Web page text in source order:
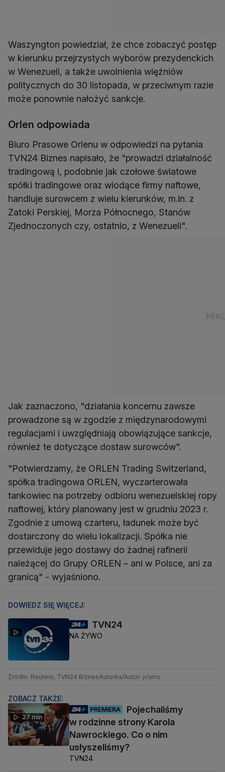
Waszyngton powiedział, że chce zobaczyć postęp
w kierunku przejrzystych wyborów prezydenckich
w Wenezueli, a także uwolnienia więźniów
politycznych do 30 listopada, w przeciwnym razie
może ponownie nałożyć sankcje.
Orlen odpowiada
Biuro Prasowe Orlenu w odpowiedzi na pytania
TVN24 Biznes napisało, że "prowadzi działalność
tradingową i, podobnie jak czołowe światowe
spółki tradingowe oraz wiodące firmy naftowe,
handluje surowcem z wielu kierunków, m.in. z
Zatoki Perskiej, Morza Północnego, Stanów
Zjednoczonych czy, ostatnio, z Wenezueli".
Jak zaznaczono, "działania koncernu zawsze
prowadzone są w zgodzie z międzynarodowymi
regulacjami i uwzględniają obowiązujące sankcje,
również te dotyczące dostaw surowców".
"Potwierdzamy, że ORLEN Trading Switzerland,
spółka tradingowa ORLEN, wyczarterowała
tankowiec na potrzeby odbioru wenezuelskiej ropy
naftowej, który planowany jest w grudniu 2023 r.
Zgodnie z umową czarteru, ładunek może być
dostarczony do wielu lokalizacji. Spółka nie
przewiduje jego dostawy do żadnej rafinerii
należącej do Grupy ORLEN – ani w Polsce, ani za
granicą" - wyjaśniono.
DOWIEDZ SIĘ WIĘCEJ:
TVN24
NA ŻYWO
Źródło: Reuters, TVN24 BiznesAutorka/Autor: jr/ams
ZOBACZ TAKŻE:
27 min
PREMIERA
Pojechaliśmy
w rodzinne strony Karola
Nawrockiego. Co o nim
usłyszeliśmy?
TVN24